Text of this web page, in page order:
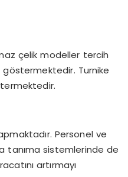
çelik modeller tercih
göstermektedir. Turnike
Personel ve
tanıma sistemlerinde de
artırmayı